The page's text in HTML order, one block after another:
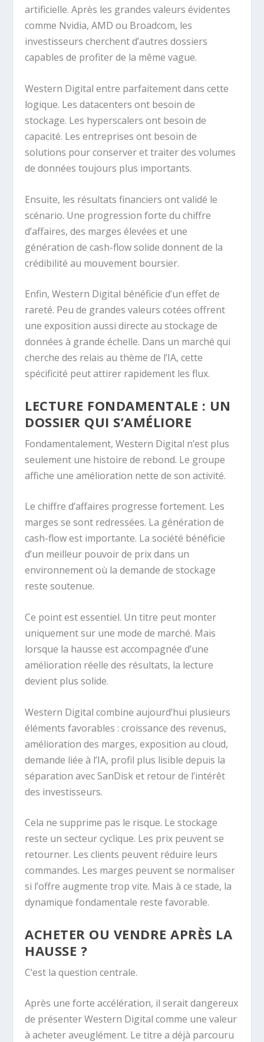
artificielle. Après les grandes valeurs évidentes
comme Nvidia, AMD ou Broadcom, les
investisseurs cherchent d’autres dossiers
capables de profiter de la même vague.
Western Digital entre parfaitement dans cette
logique. Les datacenters ont besoin de
stockage. Les hyperscalers ont besoin de
capacité. Les entreprises ont besoin de
solutions pour conserver et traiter des volumes
de données toujours plus importants.
Ensuite, les résultats financiers ont validé le
scénario. Une progression forte du chiffre
d’affaires, des marges élevées et une
génération de cash-flow solide donnent de la
crédibilité au mouvement boursier.
Enfin, Western Digital bénéficie d’un effet de
rareté. Peu de grandes valeurs cotées offrent
une exposition aussi directe au stockage de
données à grande échelle. Dans un marché qui
cherche des relais au thème de l’IA, cette
spécificité peut attirer rapidement les flux.
LECTURE FONDAMENTALE : UN
DOSSIER QUI S’AMÉLIORE
Fondamentalement, Western Digital n’est plus
seulement une histoire de rebond. Le groupe
affiche une amélioration nette de son activité.
Le chiffre d’affaires progresse fortement. Les
marges se sont redressées. La génération de
cash-flow est importante. La société bénéficie
d’un meilleur pouvoir de prix dans un
environnement où la demande de stockage
reste soutenue.
Ce point est essentiel. Un titre peut monter
uniquement sur une mode de marché. Mais
lorsque la hausse est accompagnée d’une
amélioration réelle des résultats, la lecture
devient plus solide.
Western Digital combine aujourd’hui plusieurs
éléments favorables : croissance des revenus,
amélioration des marges, exposition au cloud,
demande liée à l’IA, profil plus lisible depuis la
séparation avec SanDisk et retour de l’intérêt
des investisseurs.
Cela ne supprime pas le risque. Le stockage
reste un secteur cyclique. Les prix peuvent se
retourner. Les clients peuvent réduire leurs
commandes. Les marges peuvent se normaliser
si l’offre augmente trop vite. Mais à ce stade, la
dynamique fondamentale reste favorable.
ACHETER OU VENDRE APRÈS LA
HAUSSE ?
C’est la question centrale.
Après une forte accélération, il serait dangereux
de présenter Western Digital comme une valeur
à acheter aveuglément. Le titre a déjà parcouru